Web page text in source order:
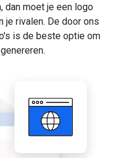
dan moet je een logo
je rivalen. De door ons
is de beste optie om